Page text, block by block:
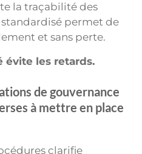
la traçabilité des
permet de
et sans perte.
évite les retards.
de gouvernance
à mettre en place
clarifie